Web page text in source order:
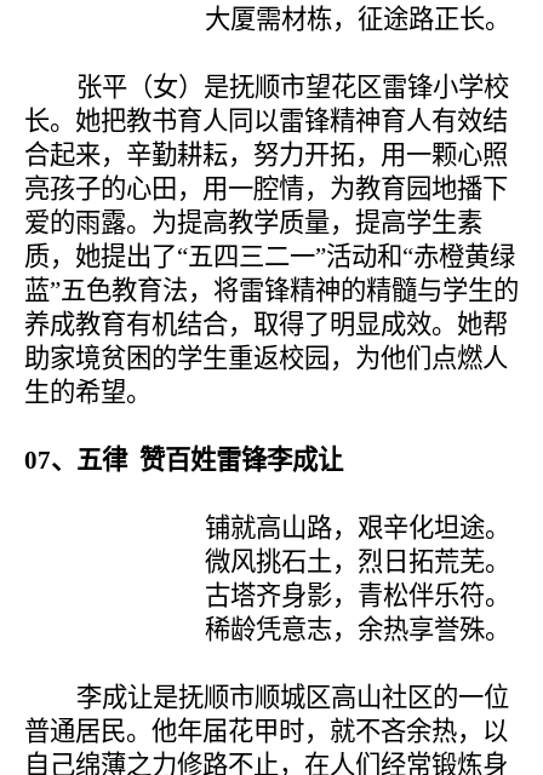
大厦需材栋，征途路正长。
张平（女）是抚顺市望花区雷锋小学校
长。她把教书育人同以雷锋精神育人有效结
合起来，辛勤耕耘，努力开拓，用一颗心照
亮孩子的心田，用一腔情，为教育园地播下
爱的雨露。为提高教学质量，提高学生素
质，她提出了“五四三二一”活动和“赤橙黄绿
蓝”五色教育法，将雷锋精神的精髓与学生的
养成教育有机结合，取得了明显成效。她帮
助家境贫困的学生重返校园，为他们点燃人
生的希望。
07、五律 赞百姓雷锋李成让
铺就高山路，艰辛化坦途。
微风挑石土，烈日拓荒芜。
古塔齐身影，青松伴乐符。
稀龄凭意志，余热享誉殊。
李成让是抚顺市顺城区高山社区的一位
普通居民。他年届花甲时，就不吝余热，以
自己绵薄之力修路不止，在人们经常锻炼身